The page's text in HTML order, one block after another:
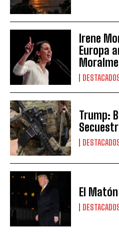
Irene
Europa
Trump:
El